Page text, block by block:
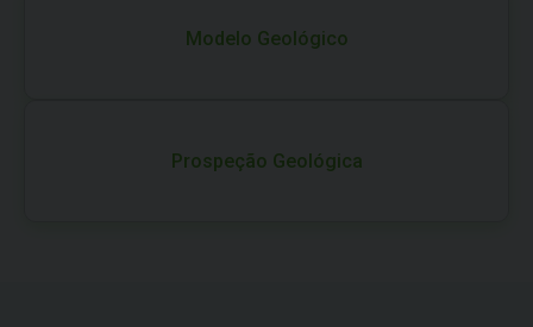
Modelo Geológico
Prospeção Geológica